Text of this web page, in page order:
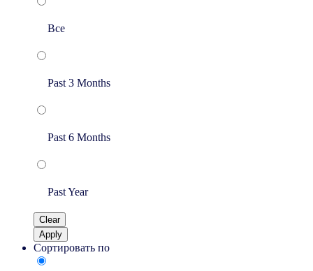
Все
Past 3 Months
Past 6 Months
Past Year
Clear
Apply
Сортировать по